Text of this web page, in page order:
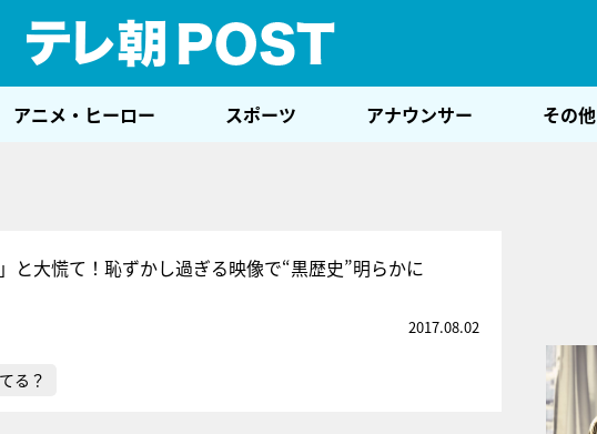
アニメ・ヒーロー スポーツ アナウンサー その他
と大慌て！恥ずかし過ぎる映像で“黒歴史”明らかに
2017.08.02
る？